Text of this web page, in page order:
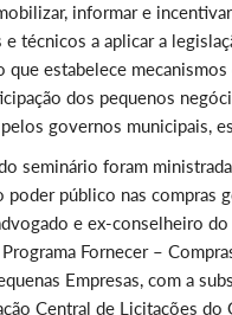
informar e
e técnicos a aplicar a
que estabelece
dos pequenos
governos municipais,
seminário foram
poder público nas compras
e ex-conselheiro
Fornecer –
Empresas, com a
Central de Licitações do